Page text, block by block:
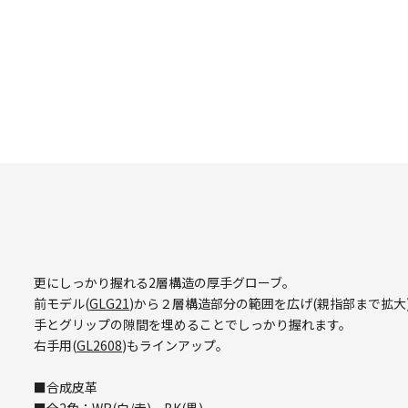
更にしっかり握れる2層構造の厚手グローブ。
前モデル(GLG21)から２層構造部分の範囲を広げ(親指部まで拡
手とグリップの隙間を埋めることでしっかり握れます。
右手用(GL2608)もラインアップ。
■合成皮革